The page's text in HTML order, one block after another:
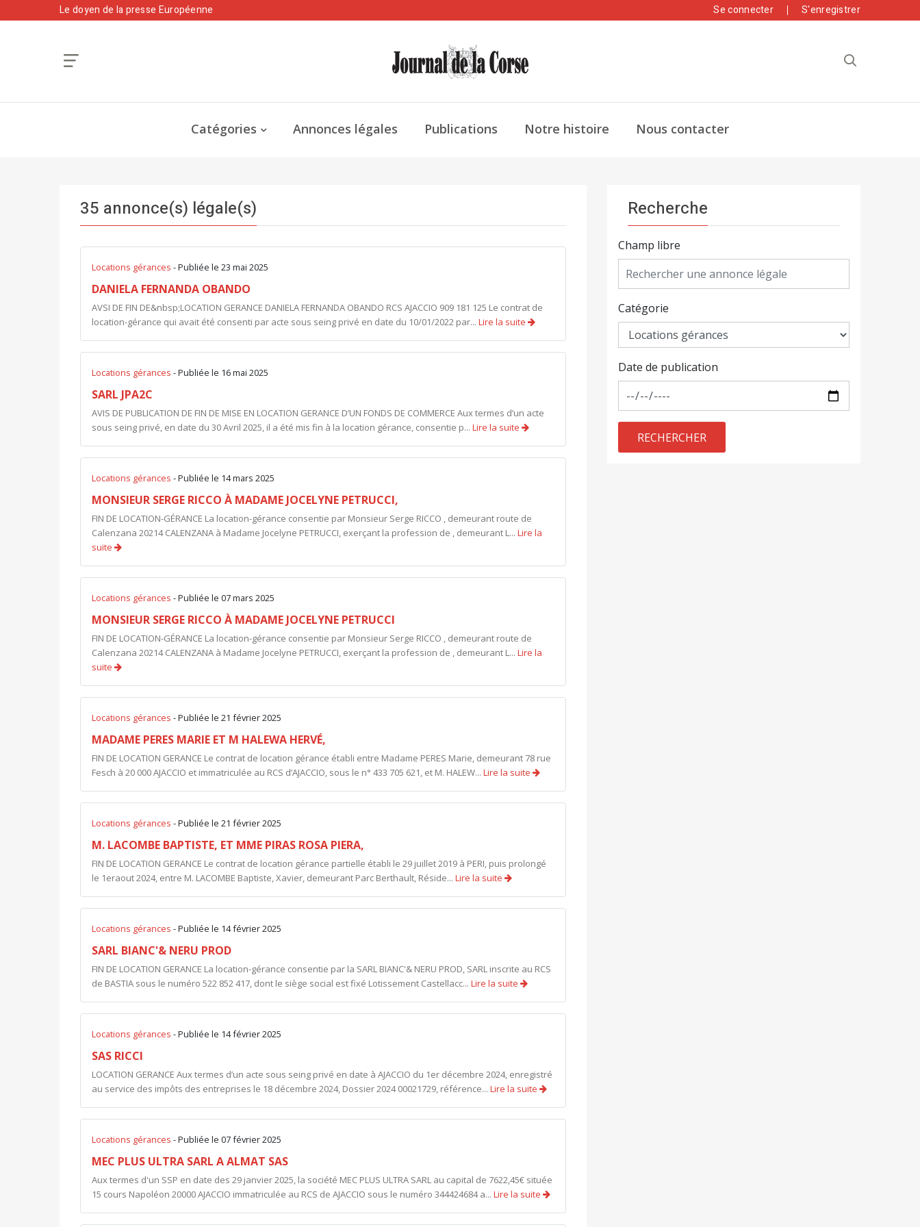
Le doyen de la presse Européenne Se connecter S'enregistrer
Catégories Annonces légales Publications Notre histoire Nous contacter
35 annonce(s) légale(s)
Locations gérances - Publiée le 23 mai 2025
DANIELA FERNANDA OBANDO
AVSI DE FIN DE&nbsp;LOCATION GERANCE DANIELA FERNANDA OBANDO RCS AJACCIO 909 181 125 Le contrat de
location-gérance qui avait été consenti par acte sous seing privé en date du 10/01/2022 par... Lire la suite
Locations gérances - Publiée le 16 mai 2025
SARL JPA2C
AVIS DE PUBLICATION DE FIN DE MISE EN LOCATION GERANCE D’UN FONDS DE COMMERCE Aux termes d’un acte
sous seing privé, en date du 30 Avril 2025, il a été mis fin à la location gérance, consentie p... Lire la suite
Locations gérances - Publiée le 14 mars 2025
MONSIEUR SERGE RICCO À MADAME JOCELYNE PETRUCCI,
FIN DE LOCATION-GÉRANCE La location-gérance consentie par Monsieur Serge RICCO , demeurant route de
Calenzana 20214 CALENZANA à Madame Jocelyne PETRUCCI, exerçant la profession de , demeurant L... Lire la
suite
Locations gérances - Publiée le 07 mars 2025
MONSIEUR SERGE RICCO À MADAME JOCELYNE PETRUCCI
FIN DE LOCATION-GÉRANCE La location-gérance consentie par Monsieur Serge RICCO , demeurant route de
Calenzana 20214 CALENZANA à Madame Jocelyne PETRUCCI, exerçant la profession de , demeurant L... Lire la
suite
Locations gérances - Publiée le 21 février 2025
MADAME PERES MARIE ET M HALEWA HERVÉ,
FIN DE LOCATION GERANCE Le contrat de location gérance établi entre Madame PERES Marie, demeurant 78 rue
Fesch à 20 000 AJACCIO et immatriculée au RCS d’AJACCIO, sous le n° 433 705 621, et M. HALEW... Lire la suite
Locations gérances - Publiée le 21 février 2025
M. LACOMBE BAPTISTE, ET MME PIRAS ROSA PIERA,
FIN DE LOCATION GERANCE Le contrat de location gérance partielle établi le 29 juillet 2019 à PERI, puis prolongé
le 1eraout 2024, entre M. LACOMBE Baptiste, Xavier, demeurant Parc Berthault, Réside... Lire la suite
Locations gérances - Publiée le 14 février 2025
SARL BIANC'& NERU PROD
FIN DE LOCATION GERANCE La location-gérance consentie par la SARL BIANC'& NERU PROD, SARL inscrite au RCS
de BASTIA sous le numéro 522 852 417, dont le siège social est fixé Lotissement Castellacc... Lire la suite
Locations gérances - Publiée le 14 février 2025
SAS RICCI
LOCATION GERANCE Aux termes d’un acte sous seing privé en date à AJACCIO du 1er décembre 2024, enregistré
au service des impôts des entreprises le 18 décembre 2024, Dossier 2024 00021729, référence... Lire la suite
Locations gérances - Publiée le 07 février 2025
MEC PLUS ULTRA SARL A ALMAT SAS
Aux termes d'un SSP en date des 29 janvier 2025, la société MEC PLUS ULTRA SARL au capital de 7622,45€ située
15 cours Napoléon 20000 AJACCIO immatriculée au RCS de AJACCIO sous le numéro 344424684 a... Lire la suite
Recherche
Champ libre
Catégorie
Date de publication
RECHERCHER